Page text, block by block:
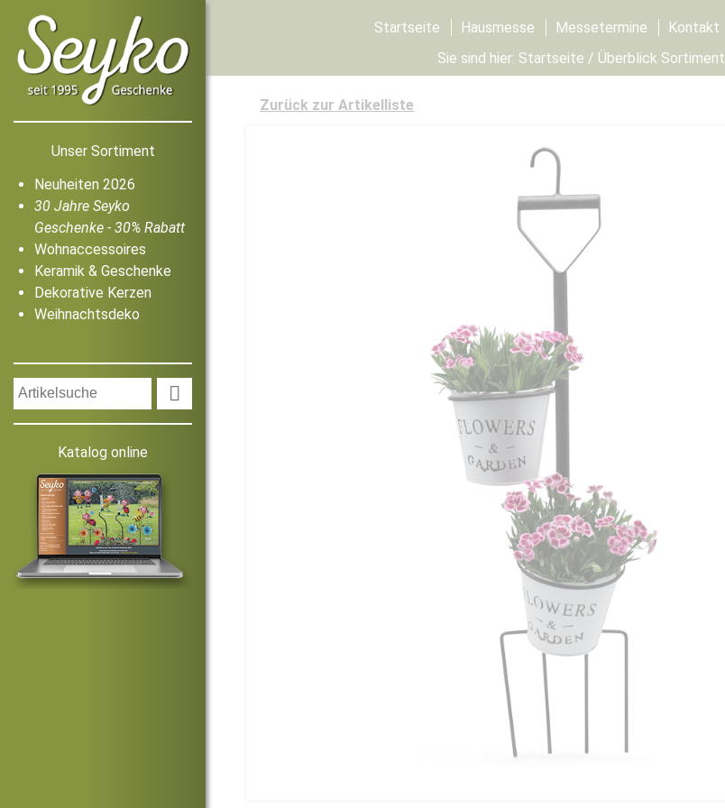
Unser Sortiment
Neuheiten 2026
30 Jahre Seyko
Geschenke - 30% Rabatt
Wohnaccessoires
Keramik & Geschenke
Dekorative Kerzen
Weihnachtsdeko

Katalog online
Startseite Hausmesse Messetermine Kontakt
Sie sind hier: Startseite / Überblick Sortiment
Zurück zur Artikelliste